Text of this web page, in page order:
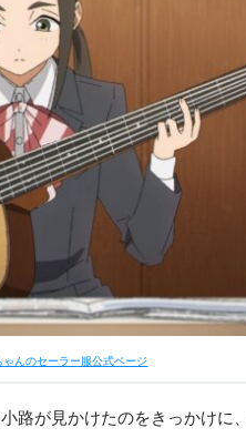
ゃんのセーラー服公式ページ
路が見かけたのをきっかけに